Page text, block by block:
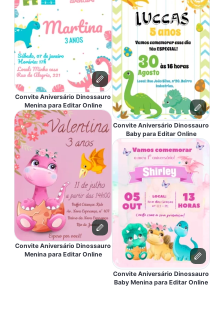
Convite Aniversário Dinossauro
Menina para Editar Online
Convite Aniversário Dinossauro
Menina para Editar Online
Convite Aniversário Dinossauro
Baby para Editar Online
Convite Aniversário Dinossauro
Baby Menina para Editar Online